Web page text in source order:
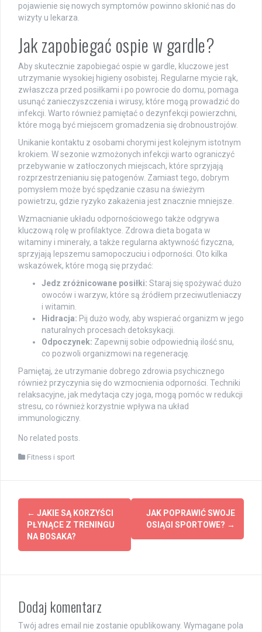
pojawienie się nowych symptomów powinno skłonić nas do
wizyty u lekarza.
Jak zapobiegać ospie w gardle?
Aby skutecznie zapobiegać ospie w gardle, kluczowe jest
utrzymanie wysokiej higieny osobistej. Regularne mycie rąk,
zwłaszcza przed posiłkami i po powrocie do domu, pomaga
usunąć zanieczyszczenia i wirusy, które mogą prowadzić do
infekcji. Warto również pamiętać o dezynfekcji powierzchni,
które mogą być miejscem gromadzenia się drobnoustrojów.
Unikanie kontaktu z osobami chorymi jest kolejnym istotnym
krokiem. W sezonie wzmożonych infekcji warto ograniczyć
przebywanie w zatłoczonych miejscach, które sprzyjają
rozprzestrzenianiu się patogenów. Zamiast tego, dobrym
pomysłem może być spędzanie czasu na świeżym
powietrzu, gdzie ryzyko zakażenia jest znacznie mniejsze.
Wzmacnianie układu odpornościowego także odgrywa
kluczową rolę w profilaktyce. Zdrowa dieta bogata w
witaminy i minerały, a także regularna aktywność fizyczna,
sprzyjają lepszemu samopoczuciu i odporności. Oto kilka
wskazówek, które mogą się przydać:
Jedz zróżnicowane posiłki: Staraj się spożywać dużo
owoców i warzyw, które są źródłem przeciwutleniaczy
i witamin.
Hidracja: Pij dużo wody, aby wspierać organizm w jego
naturalnych procesach detoksykacji.
Odpoczynek: Zapewnij sobie odpowiednią ilość snu,
co pozwoli organizmowi na regenerację.
Pamiętaj, że utrzymanie dobrego zdrowia psychicznego
również przyczynia się do wzmocnienia odporności. Techniki
relaksacyjne, jak medytacja czy joga, mogą pomóc w redukcji
stresu, co również korzystnie wpływa na układ
immunologiczny.
No related posts.
Fitness i sport
Post
navigation
← JAKIE SĄ KORZYŚCI
PŁYNĄCE Z TRENINGU
NA BOSAKA?
JAK POPRAWIĆ SWOJE
OSIĄGI SPORTOWE? →
Dodaj komentarz
Twój adres email nie zostanie opublikowany. Wymagane pola